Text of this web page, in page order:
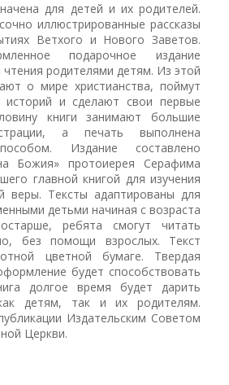
для детей и их родителей.
иллюстрированные рассказы
Ветхого и Нового Заветов.
подарочное издание
чтения родителями детям. Из этой
о мире христианства, поймут
историй и сделают свои первые
книги занимают большие
а печать выполнена
Издание составлено
Божия» протоиерея Серафима
главной книгой для изучения
веры. Тексты адаптированы для
детьми начиная с возраста
ребята смогут читать
без помощи взрослых. Текст
цветной бумаге. Твердая
будет способствовать
долгое время будет дарить
детям, так и их родителям.
Издательским Советом
Церкви.